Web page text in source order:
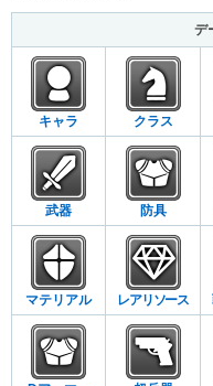
デ
キャラ クラス
武器 防具
マテリアル レアリソース